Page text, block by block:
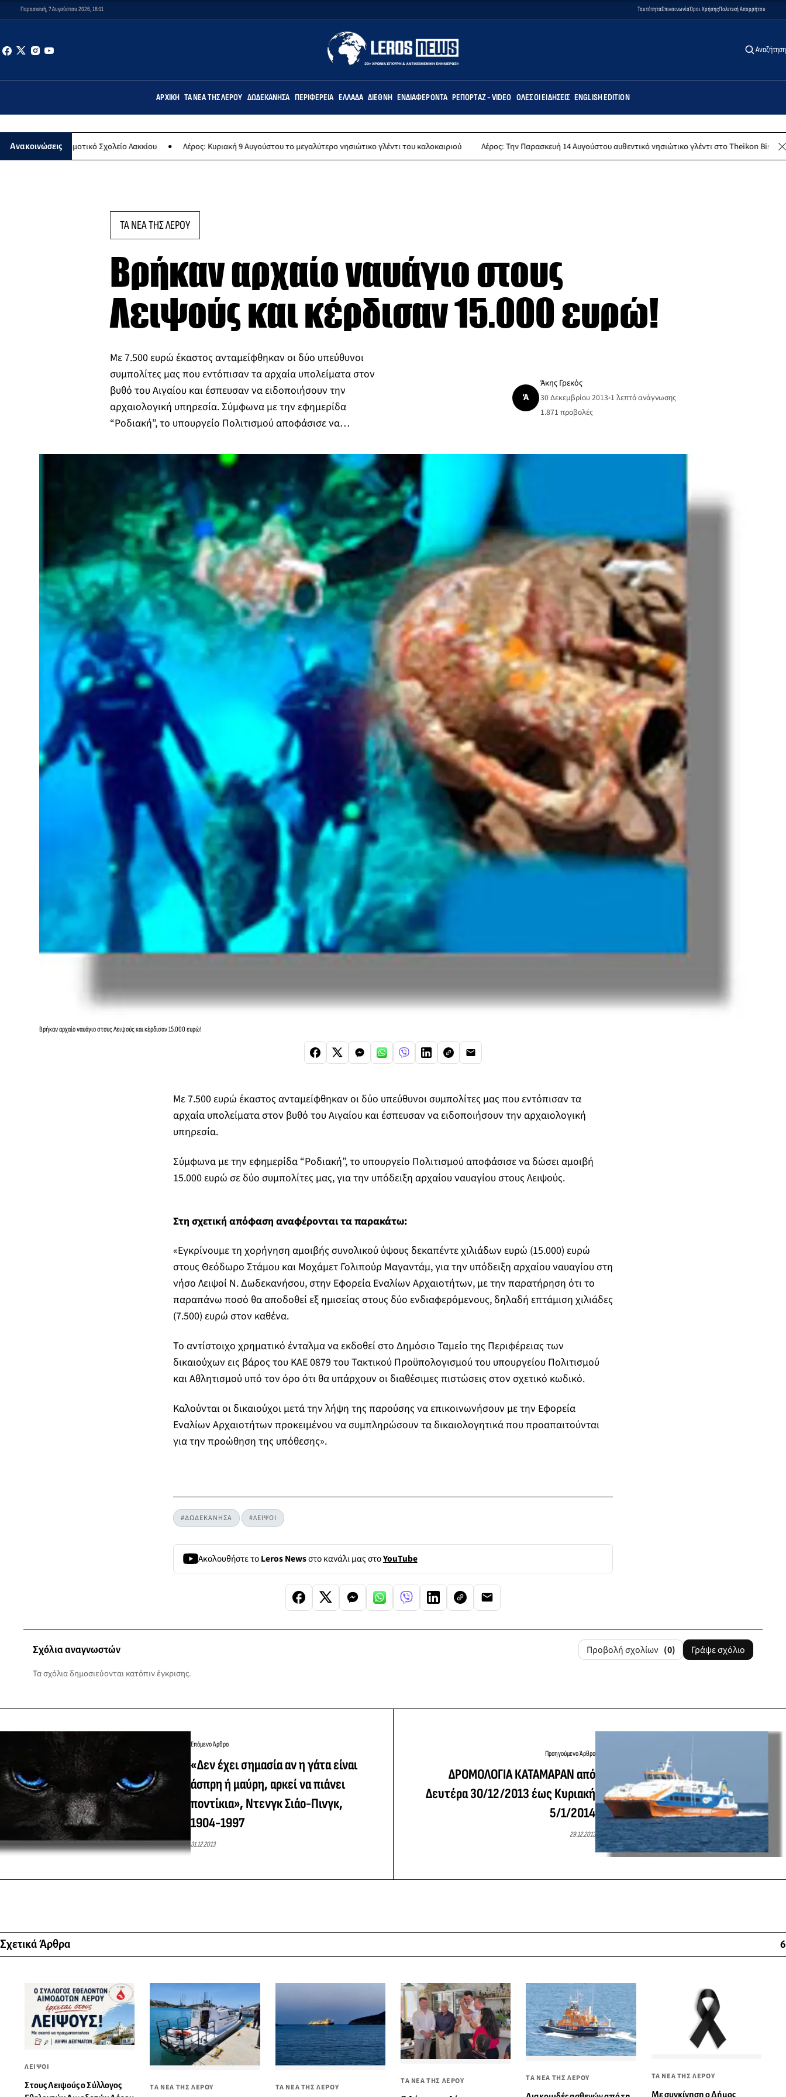
Παρασκευή, 7 Αυγούστου 2026, 18:11 ΤαυτότηταΕπικοινωνίαΌροι ΧρήσηςΠολιτική Απορρήτου
Αναζήτηση
ΑΡΧΙΚΉ ΤΑ ΝΈΑ ΤΗΣ ΛΈΡΟΥ ΔΩΔΕΚΆΝΗΣΑ ΠΕΡΙΦΈΡΕΙΑ ΕΛΛΆΔΑ ΔΙΕΘΝΉ ΕΝΔΙΑΦΈΡΟΝΤΑ ΡΕΠΟΡΤΆΖ - VIDEO ΌΛΕΣ ΟΙ ΕΙΔΉΣΕΙΣ ENGLISH EDITION
Ανακοινώσεις
Δημοτικό Σχολείο Λακκίου Λέρος: Κυριακή 9 Αυγούστου το μεγαλύτερο νησιώτικο γλέντι του καλοκαιριού Λέρος: Την Παρασκευή 14 Αυγούστου αυθεντικό νησιώτικο γλέντι στο Theikon Bistro Restaurant!
ΤΑ ΝΕΑ ΤΗΣ ΛΕΡΟΥ
Βρήκαν αρχαίο ναυάγιο στους
Λειψούς και κέρδισαν 15.000 ευρώ!
Με 7.500 ευρώ έκαστος ανταμείφθηκαν οι δύο υπεύθυνοι
συμπολίτες μας που εντόπισαν τα αρχαία υπολείματα στον
βυθό του Αιγαίου και έσπευσαν να ειδοποιήσουν την
αρχαιολογική υπηρεσία. Σύμφωνα με την εφημερίδα
“Ροδιακή”, το υπουργείο Πολιτισμού αποφάσισε να…
Ά
Άκης Γρεκός
30 Δεκεμβρίου 2013•1 λεπτό ανάγνωσης
1.871 προβολές
Βρήκαν αρχαίο ναυάγιο στους Λειψούς και κέρδισαν 15.000 ευρώ!
Με 7.500 ευρώ έκαστος ανταμείφθηκαν οι δύο υπεύθυνοι συμπολίτες μας που εντόπισαν τα
αρχαία υπολείματα στον βυθό του Αιγαίου και έσπευσαν να ειδοποιήσουν την αρχαιολογική
υπηρεσία.
Σύμφωνα με την εφημερίδα “Ροδιακή”, το υπουργείο Πολιτισμού αποφάσισε να δώσει αμοιβή
15.000 ευρώ σε δύο συμπολίτες μας, για την υπόδειξη αρχαίου ναυαγίου στους Λειψούς.
Στη σχετική απόφαση αναφέρονται τα παρακάτω:
«Εγκρίνουμε τη χορήγηση αμοιβής συνολικού ύψους δεκαπέντε χιλιάδων ευρώ (15.000) ευρώ
στους Θεόδωρο Στάμου και Μοχάμετ Γολιπούρ Μαγαντάμ, για την υπόδειξη αρχαίου ναυαγίου στη
νήσο Λειψοί Ν. Δωδεκανήσου, στην Εφορεία Εναλίων Αρχαιοτήτων, με την παρατήρηση ότι το
παραπάνω ποσό θα αποδοθεί εξ ημισείας στους δύο ενδιαφερόμενους, δηλαδή επτάμιση χιλιάδες
(7.500) ευρώ στον καθένα.
Το αντίστοιχο χρηματικό ένταλμα να εκδοθεί στο Δημόσιο Ταμείο της Περιφέρειας των
δικαιούχων εις βάρος του ΚΑΕ 0879 του Τακτικού Προϋπολογισμού του υπουργείου Πολιτισμού
και Αθλητισμού υπό τον όρο ότι θα υπάρχουν οι διαθέσιμες πιστώσεις στον σχετικό κωδικό.
Kαλούνται οι δικαιούχοι μετά την λήψη της παρούσης να επικοινωνήσουν με την Εφορεία
Εναλίων Αρχαιοτήτων προκειμένου να συμπληρώσουν τα δικαιολογητικά που προαπαιτούνται
για την προώθηση της υπόθεσης».
#ΔΩΔΕΚΑΝΗΣΑ #ΛΕΙΨΟΙ
Ακολουθήστε τοLeros Newsστο κανάλι μας στοYouTube
Σχόλια αναγνωστών Προβολή σχολίων (0) Γράψε σχόλιο
Τα σχόλια δημοσιεύονται κατόπιν έγκρισης.
Επόμενο Άρθρο
«Δεν έχει σημασία αν η γάτα είναι
άσπρη ή μαύρη, αρκεί να πιάνει
ποντίκια», Ντενγκ Σιάο-Πινγκ,
1904-1997
31.12.2013
Προηγούμενο Άρθρο
ΔΡΟΜΟΛΟΓΙΑ ΚΑΤΑΜΑΡΑΝ από
Δευτέρα 30/12/2013 έως Κυριακή
5/1/2014
29.12.2013
Σχετικά Άρθρα 6
ΛΕΙΨΟΙ
Στους Λειψούς ο Σύλλογος
ΤΑ ΝΕΑ ΤΗΣ ΛΕΡΟΥ ΤΑ ΝΕΑ ΤΗΣ ΛΕΡΟΥ
ΤΑ ΝΕΑ ΤΗΣ ΛΕΡΟΥ ΤΑ ΝΕΑ ΤΗΣ ΛΕΡΟΥ ΤΑ ΝΕΑ ΤΗΣ ΛΕΡΟΥ
Με συγκίνηση ο Δήμος